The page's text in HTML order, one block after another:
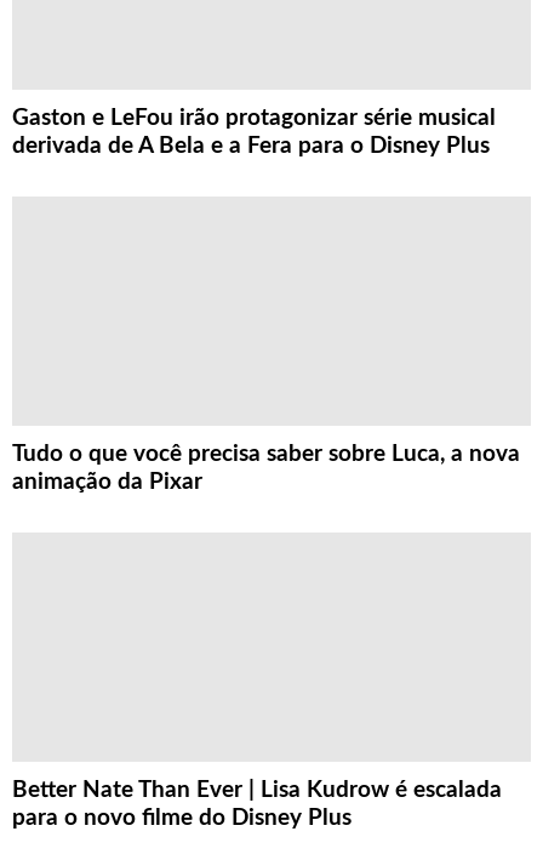
Gaston e LeFou irão protagonizar série musical
derivada de A Bela e a Fera para o Disney Plus
Tudo o que você precisa saber sobre Luca, a nova
animação da Pixar
Better Nate Than Ever | Lisa Kudrow é escalada
para o novo filme do Disney Plus